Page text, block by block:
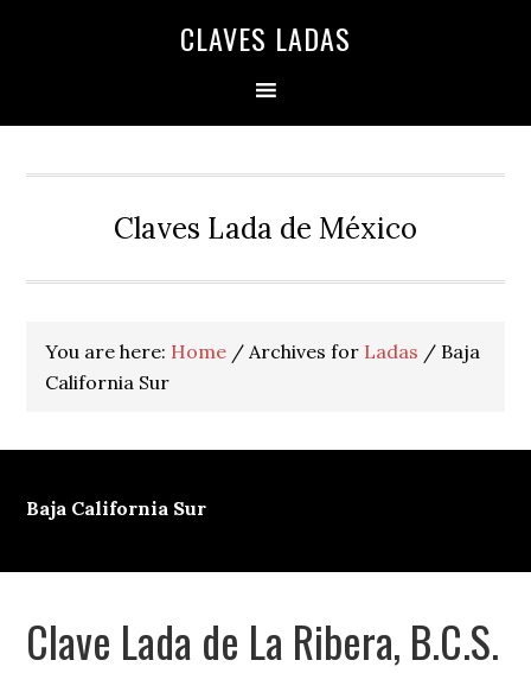
CLAVES LADAS
Claves Lada de México
You are here: Home / Archives for Ladas / Baja
California Sur
Baja California Sur
Clave Lada de La Ribera, B.C.S.